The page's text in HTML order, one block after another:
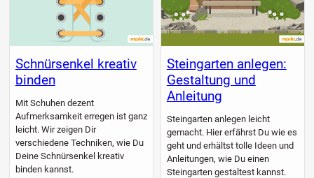
Schnürsenkel kreativ
binden
Mit Schuhen dezent
Aufmerksamkeit erregen ist ganz
leicht. Wir zeigen Dir
verschiedene Techniken, wie Du
Deine Schnürsenkel kreativ
binden kannst.
Steingarten anlegen:
Gestaltung und
Anleitung
Steingarten anlegen leicht
gemacht. Hier erfährst Du wie es
geht und erhältst tolle Ideen und
Anleitungen, wie Du einen
Steingarten gestaltest kannst.